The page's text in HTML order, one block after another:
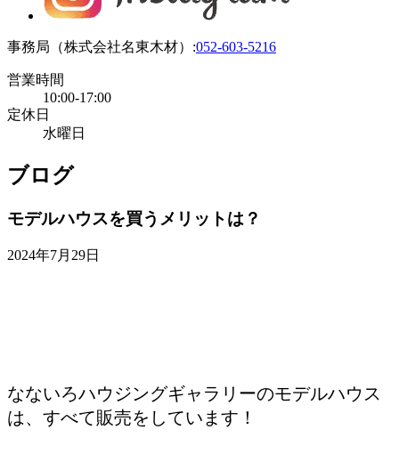
事務局（株式会社名東木材）:052-603-5216
営業時間
10:00-17:00
定休日
水曜日
ブログ
モデルハウスを買うメリットは？
2024年7月29日
なないろハウジングギャラリーのモデルハウス
は、すべて販売をしています！